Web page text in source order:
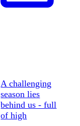
A challenging
season lies
behind us - full
of high